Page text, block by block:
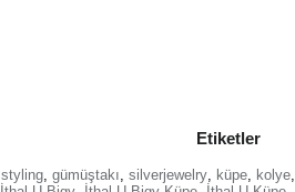
Etiketler
styling, gümüştakı, silverjewelry, küpe, kolye,